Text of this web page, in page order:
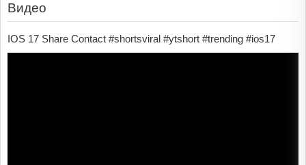
Видео
IOS 17 Share Contact #shortsviral #ytshort #trending #ios17